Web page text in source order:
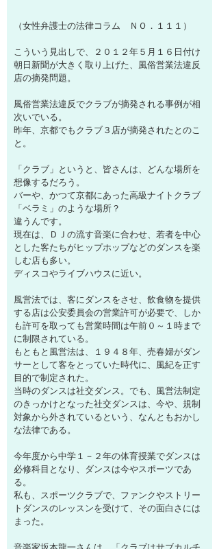
（女性弁護士の法律コラム ＮＯ．１１１）
こういう見出しで、２０１２年５月１６日付け
朝日新聞が大きく取り上げた、風俗営業法違反
店の摘発問題。
風俗営業法違反でクラブが摘発される事例が相
次いでいる。
昨年、京都でもクラブ３店が摘発されたとのこ
と。
「クラブ」というと、皆さんは、どんな場所を
想像するだろう。
バーや、かつて京都にあった高級ナイトクラブ
「ベラミ」のような場所？
違うんです。
現在は、ＤＪの流す音楽に合わせ、若者を中心
とした客たちがヒップホップなどのダンスを楽
しむ店も多い。
ディスコやライブハウスに近い。
風営法では、客にダンスをさせ、飲食物を提供
する店は公安委員会の営業許可が必要で、しか
も許可を取っても営業時間は午前０～１時まで
に制限されている。
もともと風営法は、１９４８年、売春婦がダン
サーとして客をとっていた時代に、風紀を正す
目的で制定された。
当時のダンスは社交ダンス。でも、風営法制定
のきっかけとなった社交ダンスは、今や、規制
対象から外されているという、なんともおかし
な法律である。
今年度から中学１－２年の体育授業でダンスは
必修科目となり、ダンスは今やスポーツであ
る。
私も、スポーツクラブで、ファンクやストリー
トダンスのレッスンを受けて、その面白さには
まった。